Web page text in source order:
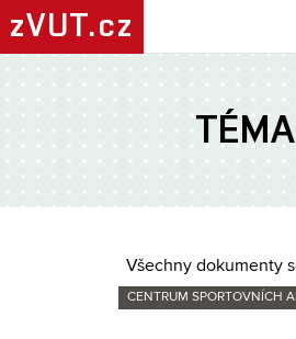
zVUT.cz
TÉMA
Všechny dokumenty
CENTRUM SPORTOVNÍCH